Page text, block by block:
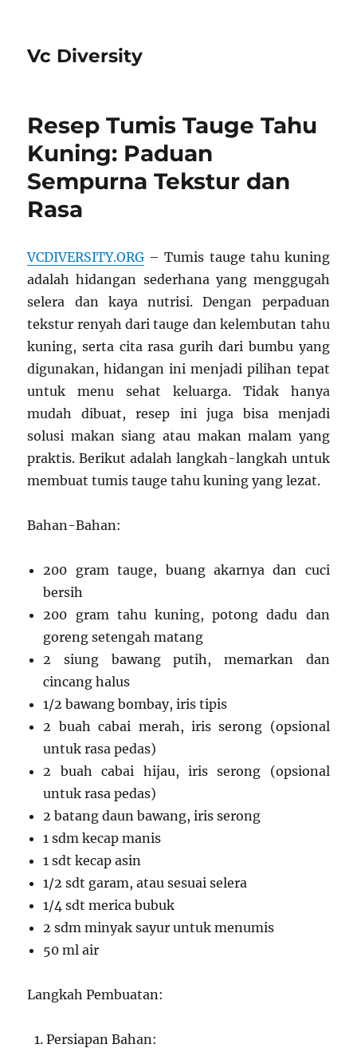
Vc Diversity
Resep Tumis Tauge Tahu
Kuning: Paduan
Sempurna Tekstur dan
Rasa
VCDIVERSITY.ORG – Tumis tauge tahu kuning
adalah hidangan sederhana yang menggugah
selera dan kaya nutrisi. Dengan perpaduan
tekstur renyah dari tauge dan kelembutan tahu
kuning, serta cita rasa gurih dari bumbu yang
digunakan, hidangan ini menjadi pilihan tepat
untuk menu sehat keluarga. Tidak hanya
mudah dibuat, resep ini juga bisa menjadi
solusi makan siang atau makan malam yang
praktis. Berikut adalah langkah-langkah untuk
membuat tumis tauge tahu kuning yang lezat.
Bahan-Bahan:
200 gram tauge, buang akarnya dan cuci
bersih
200 gram tahu kuning, potong dadu dan
goreng setengah matang
2 siung bawang putih, memarkan dan
cincang halus
1/2 bawang bombay, iris tipis
2 buah cabai merah, iris serong (opsional
untuk rasa pedas)
2 buah cabai hijau, iris serong (opsional
untuk rasa pedas)
2 batang daun bawang, iris serong
1 sdm kecap manis
1 sdt kecap asin
1/2 sdt garam, atau sesuai selera
1/4 sdt merica bubuk
2 sdm minyak sayur untuk menumis
50 ml air
Langkah Pembuatan:
Persiapan Bahan: